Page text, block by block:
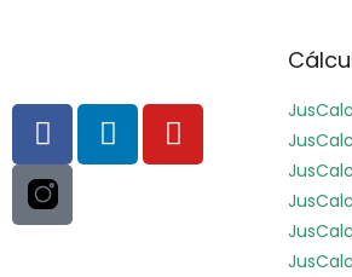
JusCalc
JusCalc